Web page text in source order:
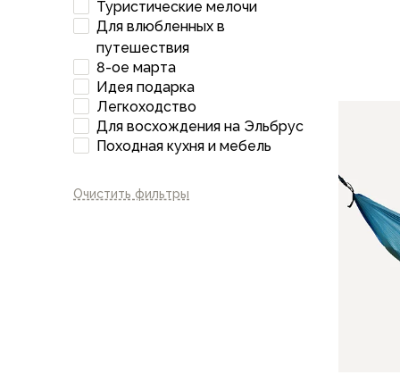
Варежки
Зимние перчатки
Всесезонные перчатки
Мембранные перчатки
Неопреновые перчатки
Полуперчатки
Головные уборы
Маски, подшлемники
Туристические мелочи
Для влюбленных в
путешествия
8-ое марта
Идея подарка
Легкоходство
Для восхождения на Эльбрус
Походная кухня и мебель
Очистить фильтры